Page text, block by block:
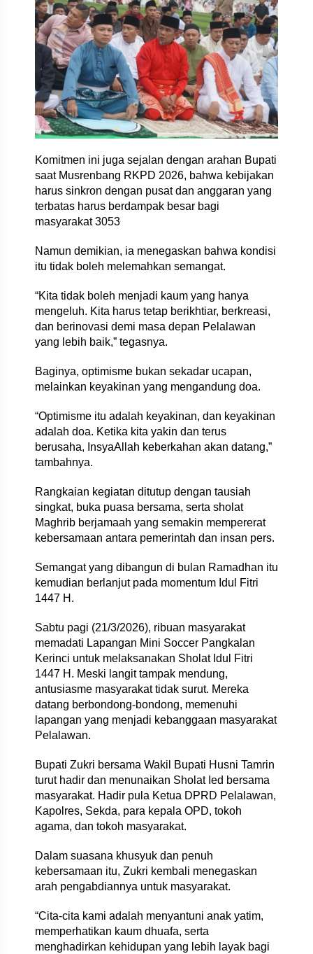
Komitmen ini juga sejalan dengan arahan Bupati
saat Musrenbang RKPD 2026, bahwa kebijakan
harus sinkron dengan pusat dan anggaran yang
terbatas harus berdampak besar bagi
masyarakat 3053
Namun demikian, ia menegaskan bahwa kondisi
itu tidak boleh melemahkan semangat.
“Kita tidak boleh menjadi kaum yang hanya
mengeluh. Kita harus tetap berikhtiar, berkreasi,
dan berinovasi demi masa depan Pelalawan
yang lebih baik,” tegasnya.
Baginya, optimisme bukan sekadar ucapan,
melainkan keyakinan yang mengandung doa.
“Optimisme itu adalah keyakinan, dan keyakinan
adalah doa. Ketika kita yakin dan terus
berusaha, InsyaAllah keberkahan akan datang,”
tambahnya.
Rangkaian kegiatan ditutup dengan tausiah
singkat, buka puasa bersama, serta sholat
Maghrib berjamaah yang semakin mempererat
kebersamaan antara pemerintah dan insan pers.
Semangat yang dibangun di bulan Ramadhan itu
kemudian berlanjut pada momentum Idul Fitri
1447 H.
Sabtu pagi (21/3/2026), ribuan masyarakat
memadati Lapangan Mini Soccer Pangkalan
Kerinci untuk melaksanakan Sholat Idul Fitri
1447 H. Meski langit tampak mendung,
antusiasme masyarakat tidak surut. Mereka
datang berbondong-bondong, memenuhi
lapangan yang menjadi kebanggaan masyarakat
Pelalawan.
Bupati Zukri bersama Wakil Bupati Husni Tamrin
turut hadir dan menunaikan Sholat Ied bersama
masyarakat. Hadir pula Ketua DPRD Pelalawan,
Kapolres, Sekda, para kepala OPD, tokoh
agama, dan tokoh masyarakat.
Dalam suasana khusyuk dan penuh
kebersamaan itu, Zukri kembali menegaskan
arah pengabdiannya untuk masyarakat.
“Cita-cita kami adalah menyantuni anak yatim,
memperhatikan kaum dhuafa, serta
menghadirkan kehidupan yang lebih layak bagi